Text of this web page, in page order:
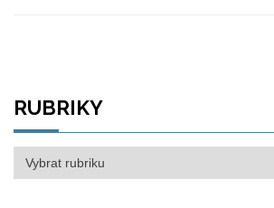
RUBRIKY
Rubriky